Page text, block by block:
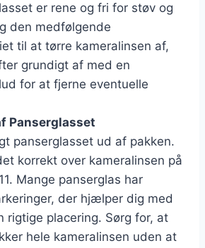
er rene og fri for støv og
den medfølgende
til at tørre kameralinsen af,
grundigt af med en
for at fjerne eventuelle
Panserglasset
panserglasset ud af pakken.
korrekt over kameralinsen på
Mange panserglas har
der hjælper dig med
rigtige placering. Sørg for, at
hele kameralinsen uden at